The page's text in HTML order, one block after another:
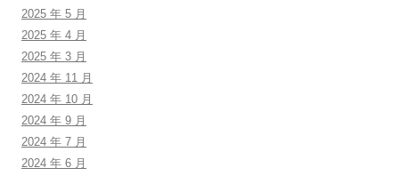
2025 年 5 月
2025 年 4 月
2025 年 3 月
2024 年 11 月
2024 年 10 月
2024 年 9 月
2024 年 7 月
2024 年 6 月